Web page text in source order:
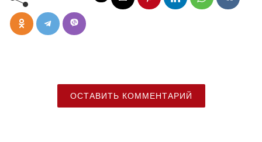
ОСТАВИТЬ КОММЕНТАРИЙ